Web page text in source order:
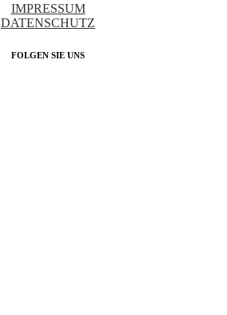
IMPRESSUM
DATENSCHUTZ
FOLGEN SIE UNS